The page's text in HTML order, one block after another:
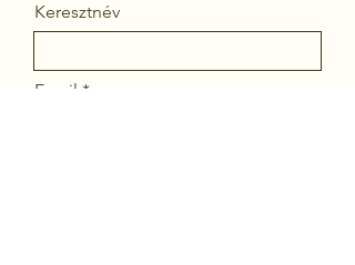
Keresztnév
Email